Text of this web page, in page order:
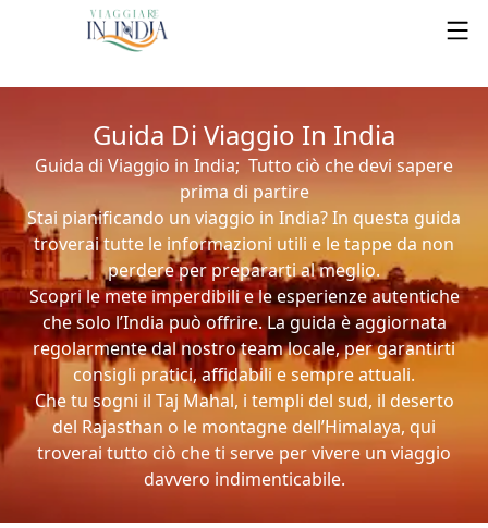
Guida Di Viaggio In India
Guida di Viaggio in India; Tutto ciò che devi sapere
prima di partire
Stai pianificando un viaggio in India? In questa guida
troverai tutte le informazioni utili e le tappe da non
perdere per prepararti al meglio.
Scopri le mete imperdibili e le esperienze autentiche
che solo l’India può offrire. La guida è aggiornata
regolarmente dal nostro team locale, per garantirti
consigli pratici, affidabili e sempre attuali.
Che tu sogni il Taj Mahal, i templi del sud, il deserto
del Rajasthan o le montagne dell’Himalaya, qui
troverai tutto ciò che ti serve per vivere un viaggio
davvero indimenticabile.